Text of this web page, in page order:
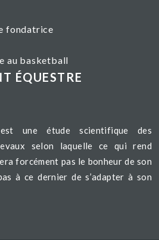
fondatrice
au basketball
ÉQUESTRE
est une étude scientifique des
selon laquelle ce qui rend
forcément pas le bonheur de son
à ce dernier de s’adapter à son